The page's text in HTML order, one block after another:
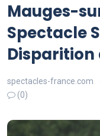
Mauges-
Spectacle
Disparition
spectacles-france.com
(0)